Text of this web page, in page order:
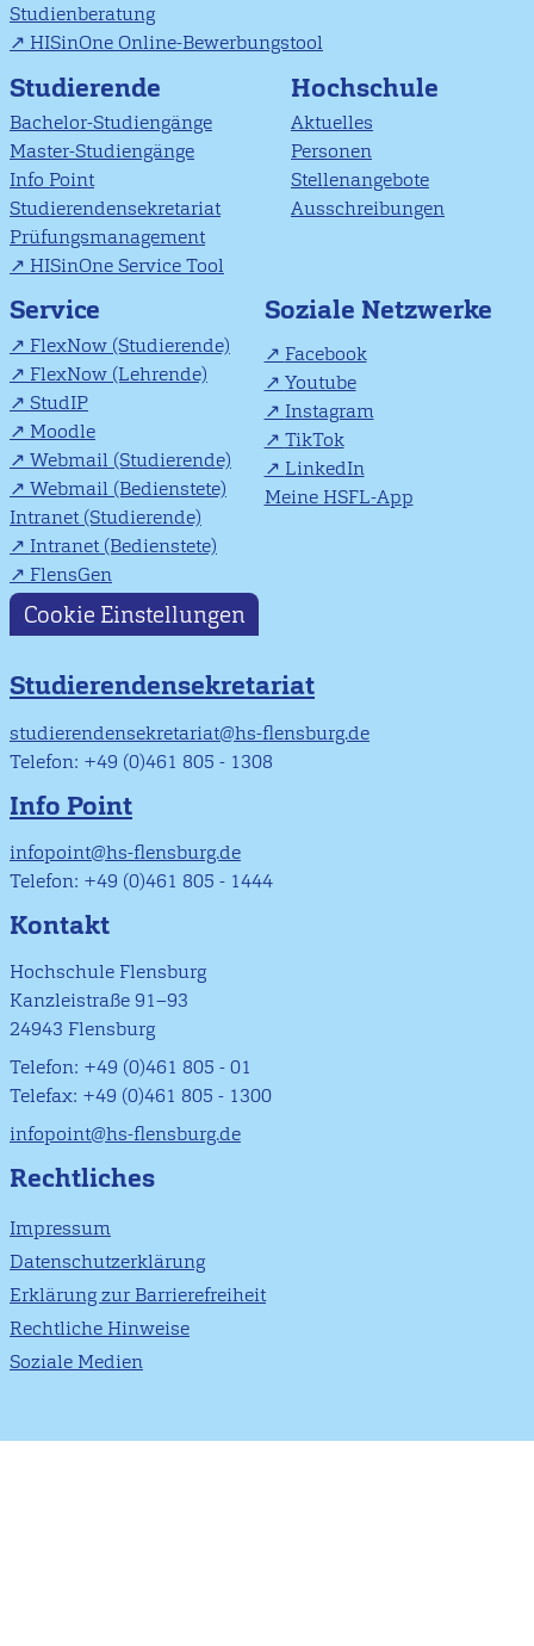
Studienberatung
HISinOne Online-Bewerbungstool
Studierende
Bachelor-Studiengänge
Master-Studiengänge
Info Point
Studierendensekretariat
Prüfungsmanagement
HISinOne Service Tool
Hochschule
Aktuelles
Personen
Stellenangebote
Ausschreibungen
Service
FlexNow (Studierende)
FlexNow (Lehrende)
StudIP
Moodle
Webmail (Studierende)
Webmail (Bedienstete)
Intranet (Studierende)
Intranet (Bedienstete)
FlensGen
Soziale Netzwerke
Facebook
Youtube
Instagram
TikTok
LinkedIn
Meine HSFL-App
Cookie Einstellungen
Studierendensekretariat
studierendensekretariat@hs-flensburg.de
Telefon: +49 (0)461 805 - 1308
Info Point
infopoint@hs-flensburg.de
Telefon: +49 (0)461 805 - 1444
Kontakt
Hochschule Flensburg
Kanzleistraße 91–93
24943 Flensburg
Telefon: +49 (0)461 805 - 01
Telefax: +49 (0)461 805 - 1300
infopoint@hs-flensburg.de
Rechtliches
Impressum
Datenschutzerklärung
Erklärung zur Barrierefreiheit
Rechtliche Hinweise
Soziale Medien